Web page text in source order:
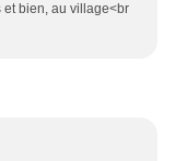
et bien, au village<br